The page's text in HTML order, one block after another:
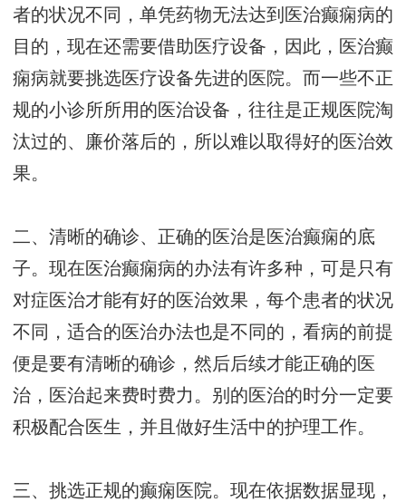
者的状况不同，单凭药物无法达到医治癫痫病的
目的，现在还需要借助医疗设备，因此，医治癫
痫病就要挑选医疗设备先进的医院。而一些不正
规的小诊所所用的医治设备，往往是正规医院淘
汰过的、廉价落后的，所以难以取得好的医治效
果。
二、清晰的确诊、正确的医治是医治癫痫的底
子。现在医治癫痫病的办法有许多种，可是只有
对症医治才能有好的医治效果，每个患者的状况
不同，适合的医治办法也是不同的，看病的前提
便是要有清晰的确诊，然后后续才能正确的医
治，医治起来费时费力。别的医治的时分一定要
积极配合医生，并且做好生活中的护理工作。
三、挑选正规的癫痫医院。现在依据数据显现，